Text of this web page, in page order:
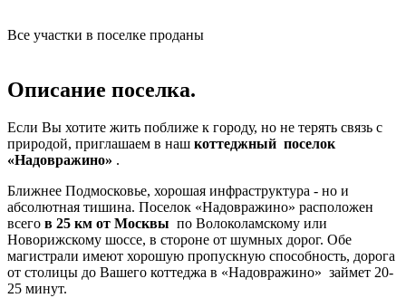
Все участки в поселке проданы
Описание поселка.
Если Вы хотите жить поближе к городу, но не терять связь с
природой, приглашаем в наш коттеджный поселок
«Надовражино» .
Ближнее Подмосковье, хорошая инфраструктура - но и
абсолютная тишина. Поселок «Надовражино» расположен
всего в 25 км от Москвы по Волоколамскому или
Новорижскому шоссе, в стороне от шумных дорог. Обе
магистрали имеют хорошую пропускную способность, дорога
от столицы до Вашего коттеджа в «Надовражино» займет 20-
25 минут.